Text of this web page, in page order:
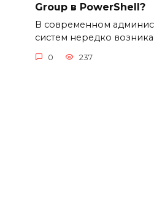
Group в PowerShell?
В современном
систем нередко
0 237